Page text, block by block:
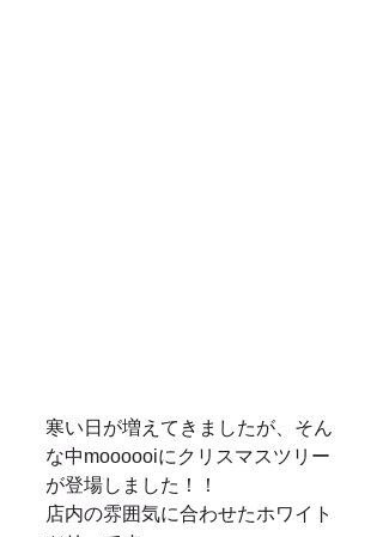
寒い日が増えてきましたが、そん
な中moooooiにクリスマスツリー
が登場しました！！
店内の雰囲気に合わせたホワイト